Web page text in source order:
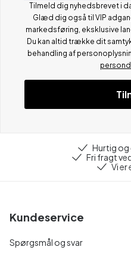
Tilmeld dig nyhedsbrevet i
Glæd dig også til VIP
markedsføring, eksklusive
Du kan altid trække dit
behandling af
Hurtig og
Fri fragt
Vi
Kundeservice
Spørgsmål og svar